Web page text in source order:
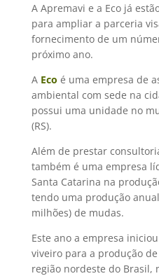
A Apremavi e a Eco já
para ampliar a parceria
fornecimento de um
próximo ano.
A Eco é uma empresa de
ambiental com sede na
possui uma unidade no
(RS).
Além de prestar
também é uma empresa
Santa Catarina na
tendo uma produção
milhões) de mudas.
Este ano a empresa
viveiro para a produção
região nordeste do Brasil,